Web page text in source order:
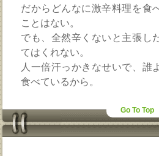
だからどんなに激辛料理を食
ことはない。
でも、全然辛くないと主張し
てはくれない。
人一倍汗っかきなせいで、誰
食べているから。
Go To Top